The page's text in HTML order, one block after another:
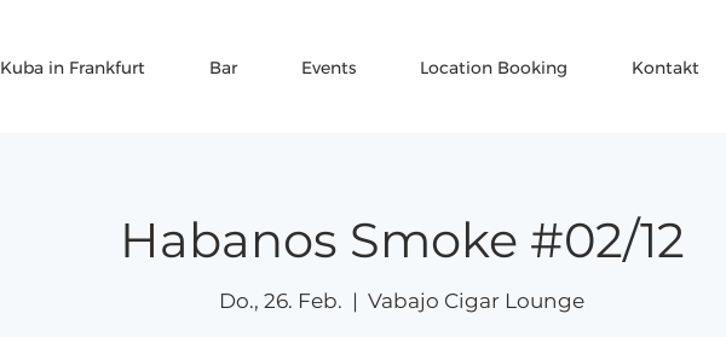
Kuba in Frankfurt Bar Events Location Booking Kontakt
Habanos Smoke #02/12
Do., 26. Feb.
  |
Vabajo Cigar Lounge